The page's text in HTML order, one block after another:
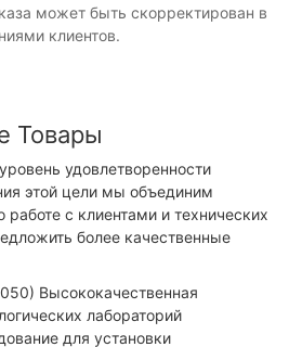
может быть скорректирован в
клиентов.
Товары
удовлетворенности
этой цели мы объединим
с клиентами и технических
более качественные